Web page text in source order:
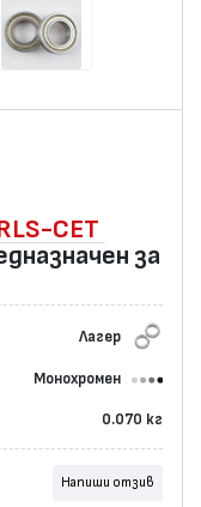
CET
за
Лагер
Монохромен
0.070 кг
Напиши отзив